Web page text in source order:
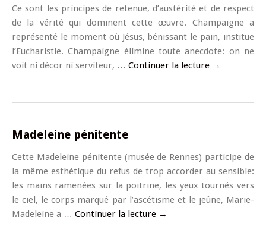
Ce sont les principes de retenue, d’austérité et de respect
de la vérité qui dominent cette œuvre. Champaigne a
représenté le moment où Jésus, bénissant le pain, institue
l’Eucharistie. Champaigne élimine toute anecdote: on ne
voit ni décor ni serviteur, … Continuer la lecture →
Madeleine pénitente
Cette Madeleine pénitente (musée de Rennes) participe de
la même esthétique du refus de trop accorder au sensible:
les mains ramenées sur la poitrine, les yeux tournés vers
le ciel, le corps marqué par l’ascétisme et le jeûne, Marie-
Madeleine a … Continuer la lecture →